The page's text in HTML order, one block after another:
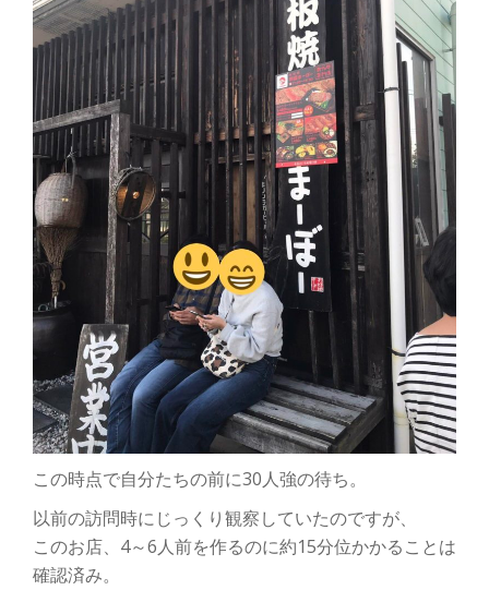
この時点で自分たちの前に30人強の待ち。
以前の訪問時にじっくり観察していたのですが、
このお店、4～6人前を作るのに約15分位かかることは
確認済み。